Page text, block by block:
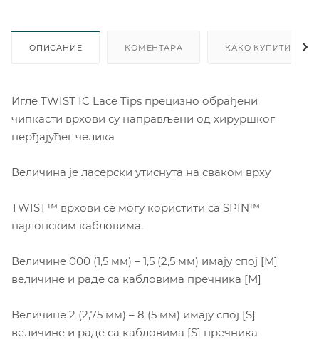
ОПИСАНИЕ КОМЕНТАРА КАКО КУПИТИ
Игле TWIST IC Lace Tips прецизно обрађени
чипкасти врхови су направљени од хируршког
нерђајућег челика
Величина је ласерски утиснута на сваком врху
TWIST™ врхови се могу користити са SPIN™
најлонским кабловима.
Величине 000 (1,5 мм) – 1,5 (2,5 мм) имају спој [М]
величине и раде са кабловима пречника [М]
Величине 2 (2,75 мм) – 8 (5 мм) имају спој [S]
величине и раде са кабловима [S] пречника